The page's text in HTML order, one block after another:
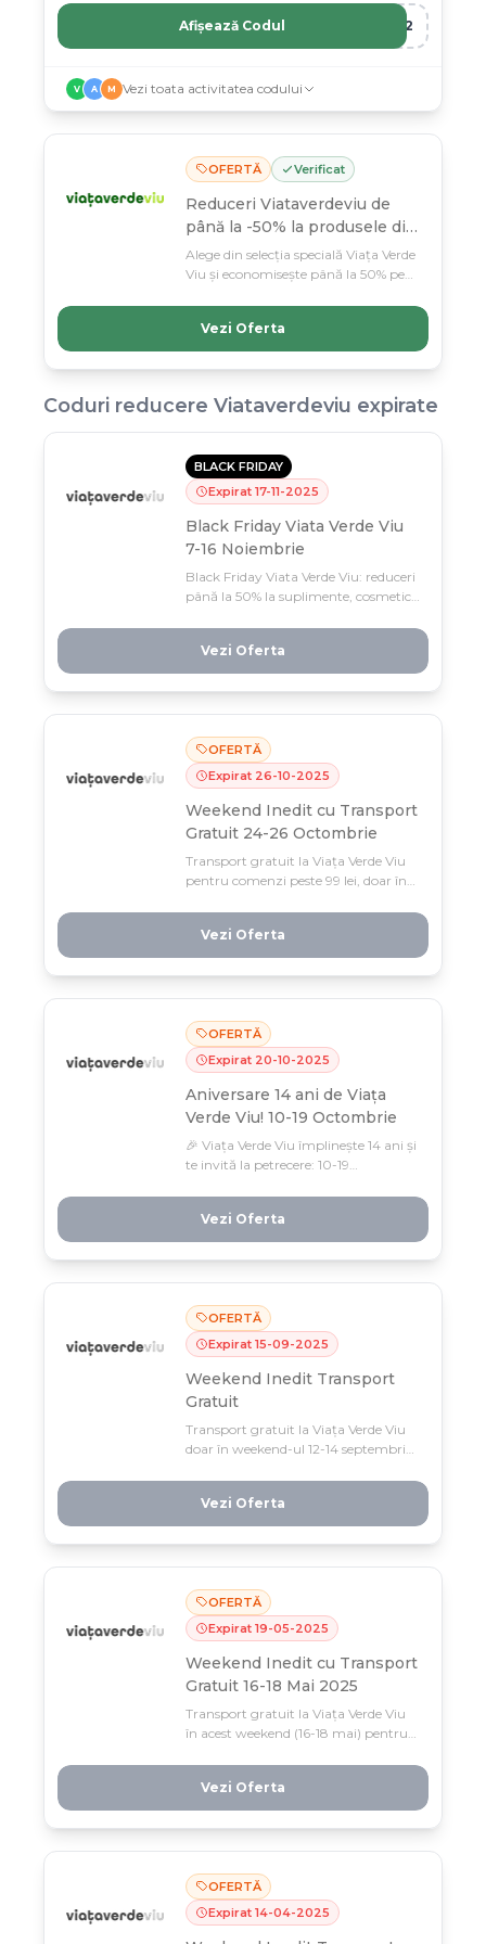
R12
Afișează Codul
V A M Vezi toata activitatea codului
OFERTĂ Verificat
Reduceri Viataverdeviu de
până la -50% la produsele din
selecție
Alege din selecția specială Viața Verde
Viu și economisește până la 50% pe
valabilă până în martie, doar pe
articolele alese!
Vezi Oferta
Coduri reducere Viataverdeviu expirate
BLACK FRIDAY
Expirat 17-11-2025
Black Friday Viata Verde Viu
7-16 Noiembrie
Black Friday Viata Verde Viu: reduceri
până la 50% la suplimente, cosmetice
noiembrie) de cea mai mare
campanie a anului și revitalizează-ți
imunitatea cu produse 100%
naturale la prețuri de nerefuzat.
Vezi Oferta
OFERTĂ
Expirat 26-10-2025
Weekend Inedit cu Transport
Gratuit 24-26 Octombrie
Transport gratuit la Viața Verde Viu
pentru comenzi peste 99 lei, doar în
suplimentare și de reducerile active în
magazin.
Vezi Oferta
OFERTĂ
Expirat 20-10-2025
Aniversare 14 ani de Viața
Verde Viu! 10-19 Octombrie
🎉 Viața Verde Viu împlinește 14 ani și
te invită la petrecere: 10-19
Aprovizionează-ți rutina zilnică cu
esențiale pentru sănătate, doar în
perioada aniversării.
Vezi Oferta
OFERTĂ
Expirat 15-09-2025
Weekend Inedit Transport
Gratuit
Transport gratuit la Viața Verde Viu
doar în weekend-ul 12-14 septembrie
descoperi mega-reducerile active în
magazin!
Vezi Oferta
OFERTĂ
Expirat 19-05-2025
Weekend Inedit cu Transport
Gratuit 16-18 Mai 2025
Transport gratuit la Viața Verde Viu
în acest weekend (16-18 mai) pentru
eco-friendly fără costuri de livrare.
Profită acum, oferta e limitată la
doar 3 zile!
Vezi Oferta
OFERTĂ
Expirat 14-04-2025